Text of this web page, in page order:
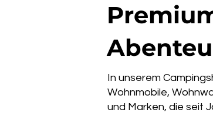
In unserem
Wohnmobile,
und Marken, die seit